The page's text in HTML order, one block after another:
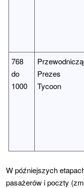
768
do
1000
Prezes
Tycoon
W późniejszych
pasażerów i poczty